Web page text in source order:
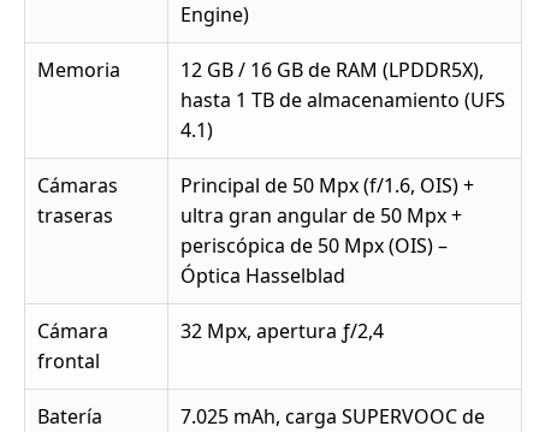
Engine)
Memoria
12 GB / 16 GB de RAM (LPDDR5X),
hasta 1 TB de almacenamiento (UFS
4.1)
Cámaras
traseras
Principal de 50 Mpx (f/1.6, OIS) +
ultra gran angular de 50 Mpx +
periscópica de 50 Mpx (OIS) –
Óptica Hasselblad
Cámara
frontal
32 Mpx, apertura ƒ/2,4
Batería
7.025 mAh, carga SUPERVOOC de